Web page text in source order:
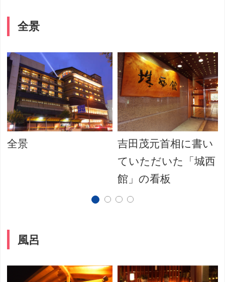
全景
全景
吉田茂元首相に書い
ていただいた「城西
館」の看板
風呂